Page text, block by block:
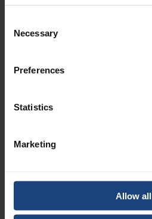
Selection
Necessary
Preferences
Statistics
Marketing
Allow all